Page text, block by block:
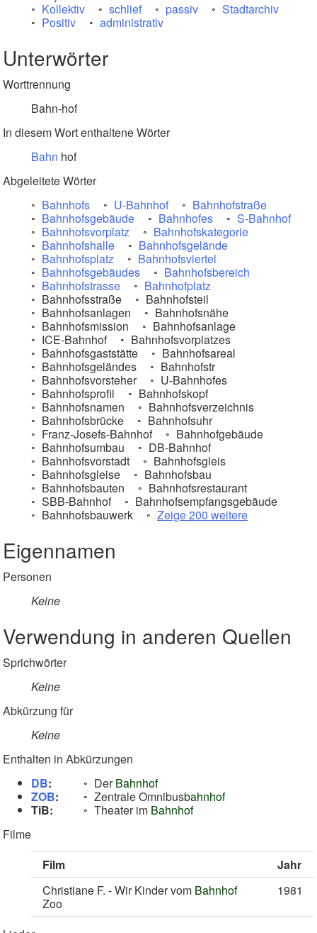
Kollektiv
schlief passiv
Stadtarchiv
Positiv
administrativ
Unterwörter
Worttrennung
Bahn-hof
In diesem Wort enthaltene Wörter
Bahn hof
Abgeleitete Wörter
Bahnhofs
U-Bahnhof
Bahnhofstraße
Bahnhofsgebäude
Bahnhofes
S-Bahnhof
Bahnhofsvorplatz
Bahnhofskategorie
Bahnhofshalle
Bahnhofsgelände
Bahnhofsplatz
Bahnhofsviertel
Bahnhofsgebäudes
Bahnhofsbereich
Bahnhofstrasse
Bahnhofplatz
Bahnhofsstraße
Bahnhofsteil
Bahnhofsanlagen
Bahnhofsnähe
Bahnhofsmission
Bahnhofsanlage
ICE-Bahnhof
Bahnhofsvorplatzes
Bahnhofsgaststätte
Bahnhofsareal
Bahnhofsgeländes
Bahnhofstr
Bahnhofsvorsteher
U-Bahnhofes
Bahnhofsprofil
Bahnhofskopf
Bahnhofsnamen
Bahnhofsverzeichnis
Bahnhofsbrücke
Bahnhofsuhr
Franz-Josefs-Bahnhof
Bahnhofgebäude
Bahnhofsumbau
DB-Bahnhof
Bahnhofsvorstadt
Bahnhofsgleis
Bahnhofsgleise
Bahnhofsbau
Bahnhofsbauten
Bahnhofsrestaurant
SBB-Bahnhof
Bahnhofsempfangsgebäude
Bahnhofsbauwerk
Zeige 200 weitere
Eigennamen
Personen
Keine
Verwendung in anderen Quellen
Sprichwörter
Keine
Abkürzung für
Keine
Enthalten in Abkürzungen
DB: DerBahnhof
ZOB: Zentrale Omnibusbahnhof
TiB:
Theater im Bahnhof
Filme
Film
Jahr
Christiane F. - Wir Kinder vom Bahnhof
Zoo
1981